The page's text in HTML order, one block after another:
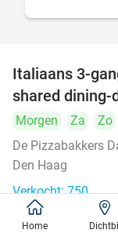
Italiaans 3-
shared dining-
Morgen Za Zo
De Pizzabakkers
Den Haag
Verkocht: 750
Home